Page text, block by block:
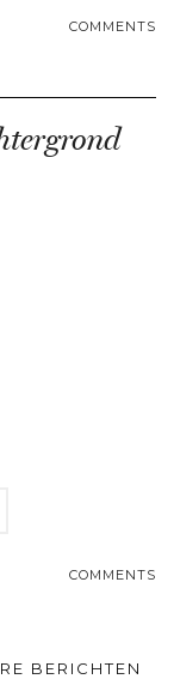
COMMENTS
COMMENTS
BERICHTEN